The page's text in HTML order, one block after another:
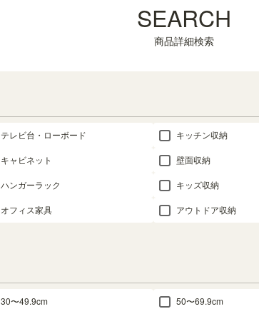
SEARCH
商品詳細検索
テレビ台・ローボード キッチン収納
キャビネット 壁面収納
ハンガーラック キッズ収納
オフィス家具 アウトドア収納
30〜49.9cm 50〜69.9cm